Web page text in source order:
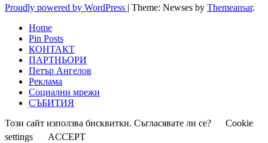
Proudly powered by WordPress | Theme: Newses by Themeansar.
Home
Pin Posts
КОНТАКТ
ПАРТНЬОРИ
Петър Ангелов
Реклама
Социални мрежи
СЪБИТИЯ
Този сайт използва бисквитки. Съгласявате ли се?
Cookie
settings
ACCEPT